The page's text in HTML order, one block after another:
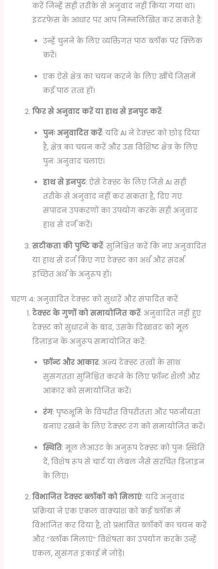
करें जिन्हें सही तरीके से अनुवाद नहीं किया गया था।
इंटरफेस के आधार पर आप निम्नलिखित कर सकते हैं:
उन्हें चुनने के लिए व्यक्तिगत पाठ ब्लॉक पर क्लिक
करें।
एक ऐसे क्षेत्र का चयन करने के लिए खींचें जिसमें
कई पाठ तत्व हों।
फिर से अनुवाद करें या हाथ से इनपुट करें:
पुनः अनुवादित करें: यदि AI ने टेक्स्ट को छोड़ दिया
है, क्षेत्र का चयन करें और उस विशिष्ट क्षेत्र के लिए
पुनः अनुवाद चलाएं।
हाथ से इनपुट: ऐसे टेक्स्ट के लिए जिसे AI सही
तरीके से अनुवाद नहीं कर सकता है, दिए गए
संपादन उपकरणों का उपयोग करके सही अनुवाद
हाथ से दर्ज करें।
सटीकता की पुष्टि करें: सुनिश्चित करें कि नए अनुवादित
या हाथ से दर्ज किए गए टेक्स्ट का अर्थ और संदर्भ
इच्छित अर्थ के अनुरूप हो।
चरण 4: अनुवादित टेक्स्ट को सुधारें और संपादित करें
टेक्स्ट के गुणों को समायोजित करें: अनुवादित नहीं हुए
टेक्स्ट को सुधारने के बाद, उसके दिखावट को मूल
डिज़ाइन के अनुरूप समायोजित करें:
फ़ॉन्ट और आकार: अन्य टेक्स्ट तत्वों के साथ
सुसंगतता सुनिश्चित करने के लिए फ़ॉन्ट शैली और
आकार को समायोजित करें।
रंग: पृष्ठभूमि के विपरीत विपरीतता और पठनीयता
बनाए रखने के लिए टेक्स्ट रंग को समायोजित करें।
स्थिति: मूल लेआउट के अनुरूप टेक्स्ट को पुनः स्थिति
दें, विशेष रूप से चार्ट या लेबल जैसे संरचित डिज़ाइन
के लिए।
विभाजित टेक्स्ट ब्लॉकों को मिलाएं: यदि अनुवाद
प्रक्रिया ने एक एकल वाक्यांश को कई ब्लॉक में
विभाजित कर दिया है, तो प्रभावित ब्लॉकों का चयन करें
और “ब्लॉक मिलाएं” विशेषता का उपयोग करके उन्हें
एकल, सुसंगत इकाई में जोड़ें।